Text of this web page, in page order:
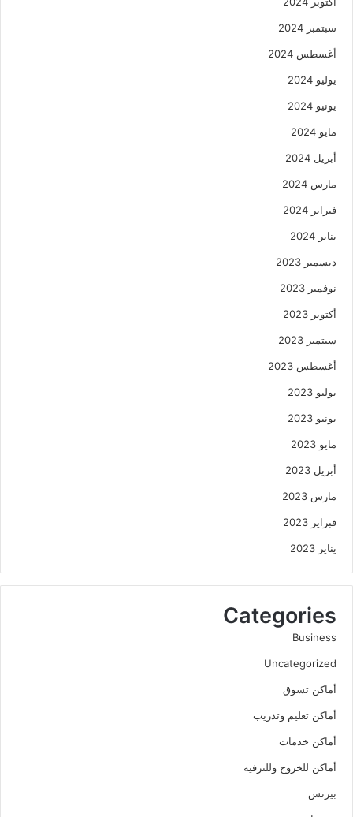
سبتمبر 2024
أغسطس 2024
يوليو 2024
يونيو 2024
مايو 2024
أبريل 2024
مارس 2024
فبراير 2024
يناير 2024
ديسمبر 2023
نوفمبر 2023
أكتوبر 2023
سبتمبر 2023
أغسطس 2023
يوليو 2023
يونيو 2023
مايو 2023
أبريل 2023
مارس 2023
فبراير 2023
يناير 2023
Categories
Business
Uncategorized
أماكن تسوق
أماكن تعليم وتدريب
أماكن خدمات
أماكن للخروج وللترفيه
بيزنس